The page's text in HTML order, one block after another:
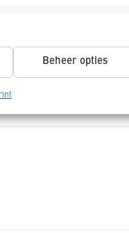
automatisch
en
tonen,
Altijd actief
Beheer opties